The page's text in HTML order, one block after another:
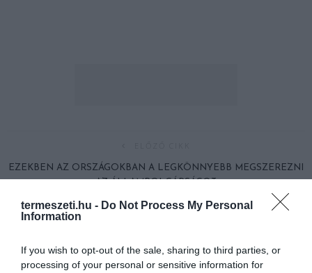
termeszeti.hu - Do Not Process My Personal
Information
If you wish to opt-out of the sale, sharing to third parties, or
processing of your personal or sensitive information for
EZEKBEN AZ ORSZÁGOKBAN A LEGKÖNNYEBB MEGSZEREZNI
SOKKOLÓ, AHOGY AZ ÓRIÁSI MADÁRRAJ A FÖLDBE
CSAPÓDOTT